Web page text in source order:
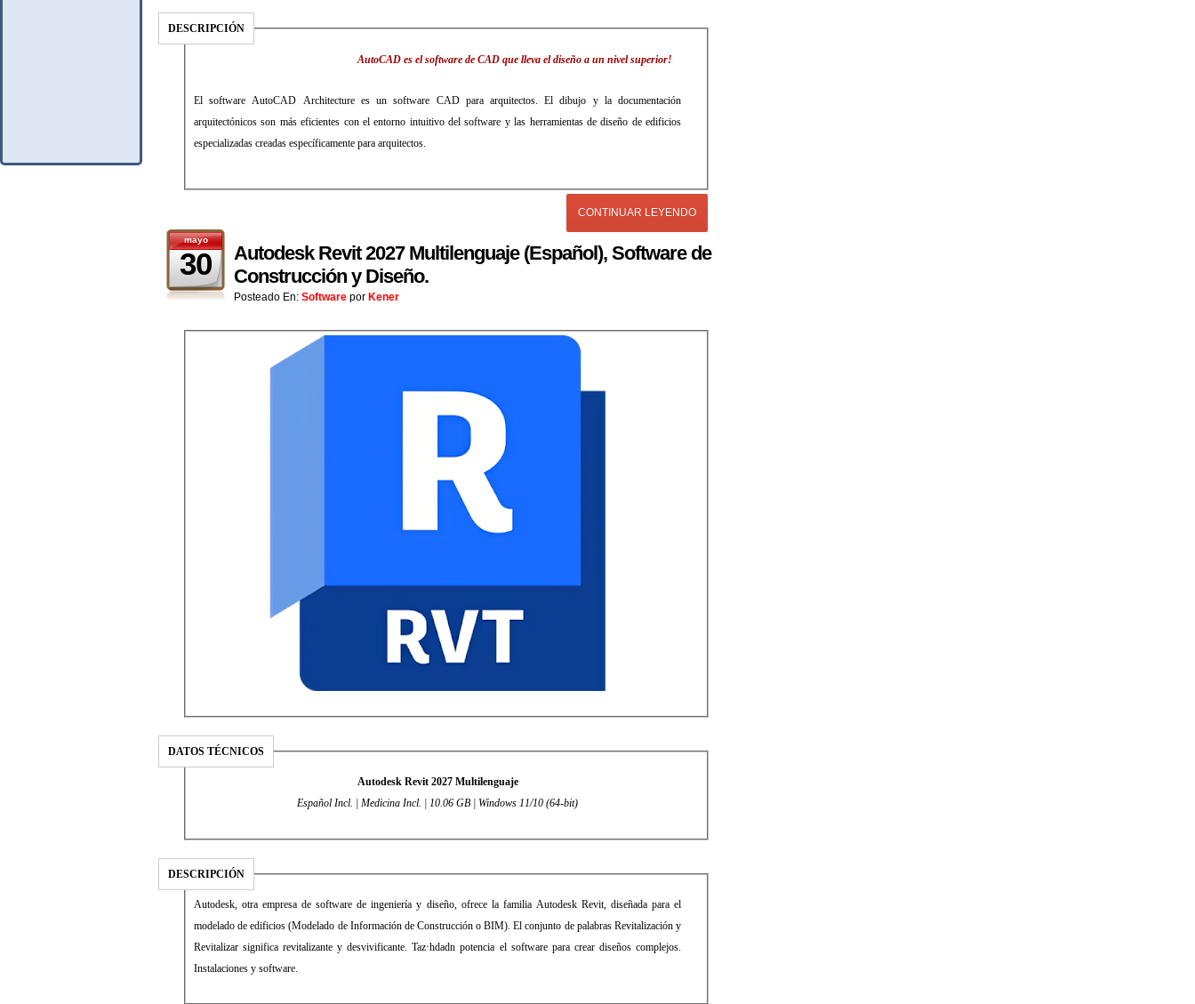
DESCRIPCIÓN
AutoCAD es el software de CAD que lleva el diseño a un nivel superior!
El software AutoCAD Architecture es un software CAD para arquitectos. El dibujo y la documentación
arquitectónicos son más eficientes con el entorno intuitivo del software y las herramientas de diseño de edificios
especializadas creadas específicamente para arquitectos.
CONTINUAR LEYENDO
mayo
30
Autodesk Revit 2027 Multilenguaje (Español), Software de
Construcción y Diseño.
Posteado En: Software por Kener
DATOS TÉCNICOS
Autodesk Revit 2027 Multilenguaje
Español Incl. | Medicina Incl. | 10.06 GB | Windows 11/10 (64-bit)
DESCRIPCIÓN
Autodesk, otra empresa de software de ingeniería y diseño, ofrece la familia Autodesk Revit, diseñada para el
modelado de edificios (Modelado de Información de Construcción o BIM). El conjunto de palabras Revitalización y
Revitalizar significa revitalizante y desvivificante. Taz·hdadn potencia el software para crear diseños complejos.
Instalaciones y software.